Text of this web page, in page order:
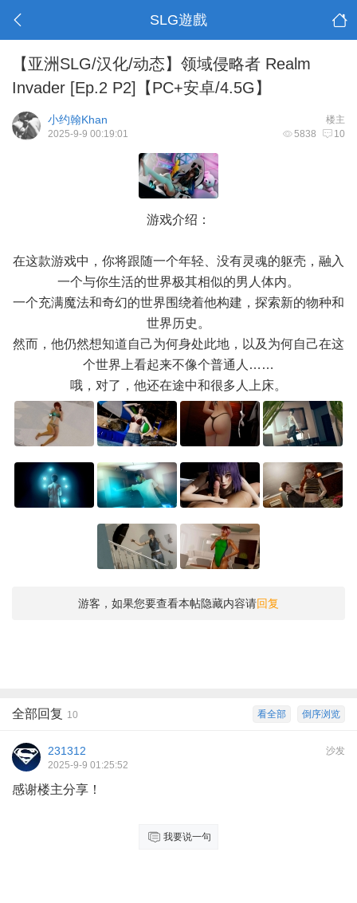
SLG遊戲
【亚洲SLG/汉化/动态】领域侵略者 Realm
Invader [Ep.2 P2]【PC+安卓/4.5G】
楼主
小约翰Khan
5838 10
2025-9-9 00:19:01
游戏介绍：
在这款游戏中，你将跟随一个年轻、没有灵魂的躯壳，融入
一个与你生活的世界极其相似的男人体内。
一个充满魔法和奇幻的世界围绕着他构建，探索新的物种和
世界历史。
然而，他仍然想知道自己为何身处此地，以及为何自己在这
个世界上看起来不像个普通人……
哦，对了，他还在途中和很多人上床。
游客，如果您要查看本帖隐藏内容请回复
倒序浏览
看全部
全部回复 10
沙发
231312
2025-9-9 01:25:52
感谢楼主分享！
我要说一句